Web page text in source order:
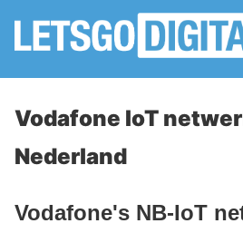
Vodafone IoT
Nederland
Vodafone's NB-IoT